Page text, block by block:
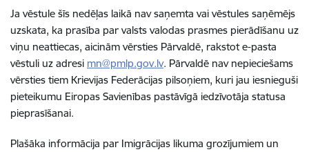
Ja vēstule šīs nedēļas laikā nav saņemta vai vēstules saņēmējs
uzskata, ka prasība par valsts valodas prasmes pierādīšanu uz
viņu neattiecas, aicinām vērsties Pārvaldē, rakstot e-pasta
vēstuli uz adresi mn@pmlp.gov.lv. Pārvaldē nav nepieciešams
vērsties tiem Krievijas Federācijas pilsoņiem, kuri jau iesnieguši
pieteikumu Eiropas Savienības pastāvīgā iedzīvotāja statusa
pieprasīšanai.
Plašāka informācija par Imigrācijas likuma grozījumiem un